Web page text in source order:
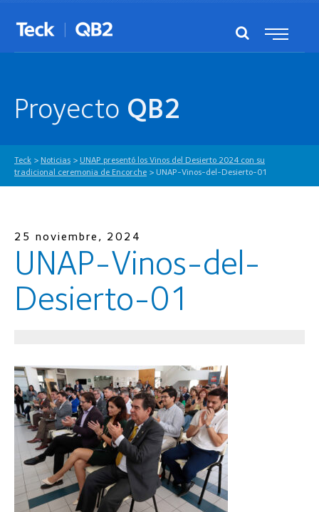
Proyecto QB2
Teck > Noticias > UNAP presentó los Vinos del Desierto 2024 con su
tradicional ceremonia de Encorche > UNAP-Vinos-del-Desierto-01
25 noviembre, 2024
UNAP-Vinos-del-
Desierto-01